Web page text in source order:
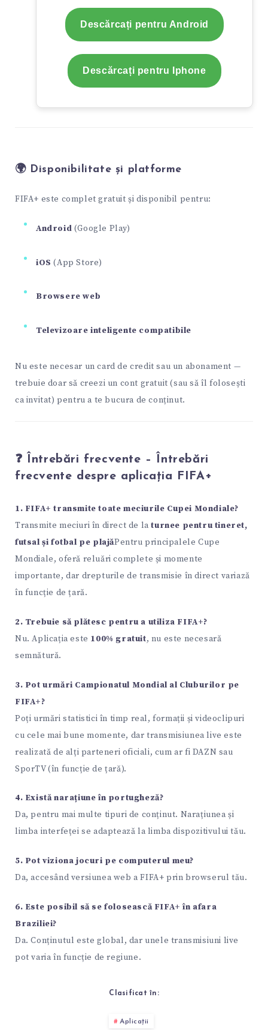
Descărcați pentru Android
Descărcați pentru Iphone
🌍 Disponibilitate și platforme
FIFA+ este complet gratuit și disponibil pentru:
Android (Google Play)
iOS (App Store)
Browsere web
Televizoare inteligente compatibile
Nu este necesar un card de credit sau un abonament —
trebuie doar să creezi un cont gratuit (sau să îl folosești
ca invitat) pentru a te bucura de conținut.
❓ Întrebări frecvente – Întrebări
frecvente despre aplicația FIFA+
1. FIFA+ transmite toate meciurile Cupei Mondiale?
Transmite meciuri în direct de laturnee pentru tineret,
futsal și fotbal pe plajăPentru principalele Cupe
Mondiale, oferă reluări complete și momente
importante, dar drepturile de transmisie în direct variază
în funcție de țară.
2. Trebuie să plătesc pentru a utiliza FIFA+?
Nu. Aplicația este 100% gratuit, nu este necesară
semnătură.
3. Pot urmări Campionatul Mondial al Cluburilor pe
FIFA+?
Poți urmări statistici în timp real, formații și videoclipuri
cu cele mai bune momente, dar transmisiunea live este
realizată de alți parteneri oficiali, cum ar fi DAZN sau
SporTV (în funcție de țară).
4. Există narațiune în portugheză?
Da, pentru mai multe tipuri de conținut. Narațiunea și
limba interfeței se adaptează la limba dispozitivului tău.
5. Pot viziona jocuri pe computerul meu?
Da, accesând versiunea web a FIFA+ prin browserul tău.
6. Este posibil să se folosească FIFA+ în afara
Braziliei?
Da. Conținutul este global, dar unele transmisiuni live
pot varia în funcție de regiune.
Clasificat în:
Aplicații